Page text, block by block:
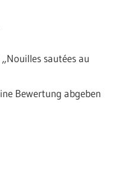
sautées au
Bewertung abgeben